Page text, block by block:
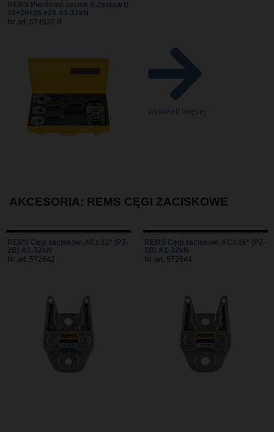
REMS Pierścień zacisk S Zestaw U
16+20+26 +Z8 A1-32kN
Nr art. 574637 R
wyświetl więcej
AKCESORIA: REMS CĘGI ZACISKOWE
REMS Cęgi zaciskow. ACz 12* (PZ-
2B) A1-32kN
Nr art. 572642
REMS Cęgi zaciskow. ACz 16* (PZ-
2B) A1-32kN
Nr art. 572644